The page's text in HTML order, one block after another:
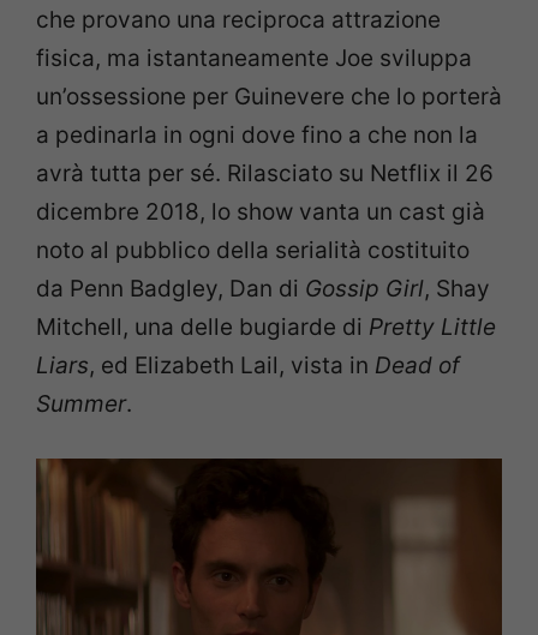
che provano una reciproca attrazione
fisica, ma istantaneamente Joe sviluppa
un’ossessione per Guinevere che lo porterà
a pedinarla in ogni dove fino a che non la
avrà tutta per sé. Rilasciato su Netflix il 26
dicembre 2018, lo show vanta un cast già
noto al pubblico della serialità costituito
da Penn Badgley, Dan di Gossip Girl, Shay
Mitchell, una delle bugiarde di Pretty Little
Liars, ed Elizabeth Lail, vista in Dead of
Summer.